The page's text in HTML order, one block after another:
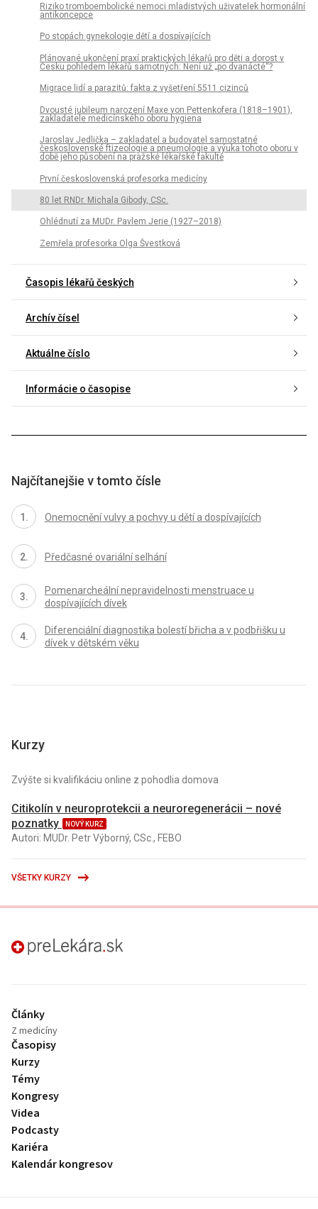
Riziko tromboembolické nemoci mladistvých uživatelek hormonální
antikoncepce
Po stopách gynekologie dětí a dospívajících
Plánované ukončení praxí praktických lékařů pro děti a dorost v
Česku pohledem lékařů samotných: Není už „po dvanácté“?
Migrace lidí a parazitů: fakta z vyšetření 5511 cizinců
Dvousté jubileum narození Maxe von Pettenkofera (1818–1901),
zakladatele medicínského oboru hygiena
Jaroslav Jedlička – zakladatel a budovatel samostatné
československé ftizeologie a pneumologie a výuka tohoto oboru v
době jeho působení na pražské lékařské fakultě
První československá profesorka medicíny
80 let RNDr. Michala Gibody, CSc.
Ohlédnutí za MUDr. Pavlem Jerie (1927–2018)
Zemřela profesorka Olga Švestková
Časopis lékařů českých
Archív čísel
Aktuálne číslo
Informácie o časopise
Najčítanejšie v tomto čísle
Onemocnění vulvy a pochvy u dětí a dospívajících
Předčasné ovariální selhání
Pomenarcheální nepravidelnosti menstruace u
dospívajících dívek
Diferenciální diagnostika bolestí břicha a v podbřišku u
dívek v dětském věku
Kurzy
Zvýšte si kvalifikáciu online z pohodlia domova
Citikolín v neuroprotekcii a neuroregenerácii – nové
poznatky
NOVÝ KURZ
Autori: MUDr. Petr Výborný, CSc., FEBO
VŠETKY KURZY
preLekára.sk
Články
Z medicíny
Časopisy
Kurzy
Témy
Kongresy
Videa
Podcasty
Kariéra
Kalendár kongresov